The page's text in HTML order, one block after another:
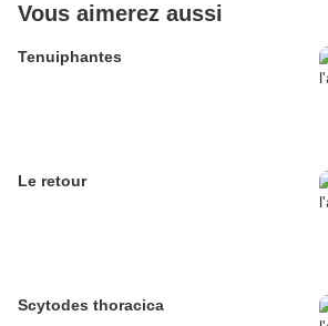
Vous aimerez aussi
Tenuiphantes
Le retour
Scytodes thoracica